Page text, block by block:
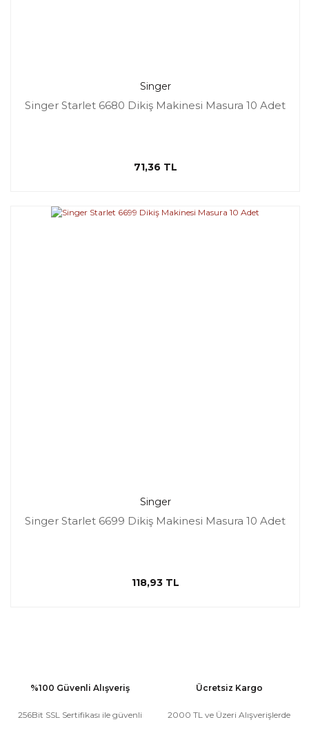
Singer
Singer Starlet 6680 Dikiş Makinesi Masura 10 Adet
71,36 TL
Singer
Singer Starlet 6699 Dikiş Makinesi Masura 10 Adet
118,93 TL
%100 Güvenli Alışveriş
256Bit SSL Sertifikası ile güvenli
Ücretsiz Kargo
2000 TL ve Üzeri Alışverişlerde